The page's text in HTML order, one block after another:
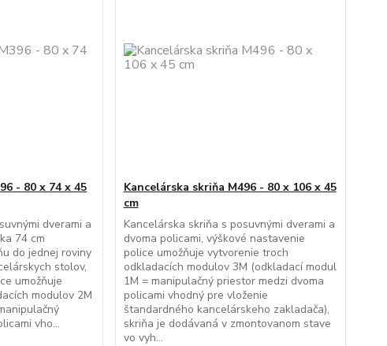
- 80 x 74 x 45
dverami a
74 cm
do jednej roviny
stolov,
umožňuje
modulov 2M
vho...
Kancelárska skriňa M496 - 80 x 106 x 45
cm
Kancelárska skriňa s posuvnými dverami a
dvoma policami, výškové nastavenie
police umožňuje vytvorenie troch
odkladacích modulov 3M (odkladací modul
1M = manipulačný priestor medzi dvoma
policami vhodný pre vloženie
štandardného kancelárskeho zakladača),
skriňa je dodávaná v zmontovanom stave
vo vyh...